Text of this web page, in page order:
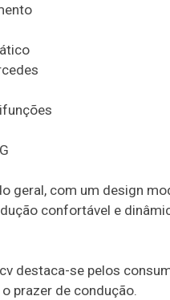
geral, com um design
confortável e
destaca-se pelos
prazer de condução.